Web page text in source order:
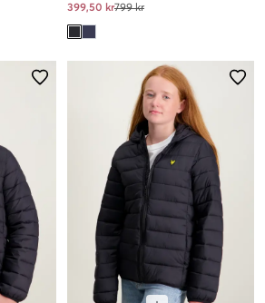
399,50 kr799 kr